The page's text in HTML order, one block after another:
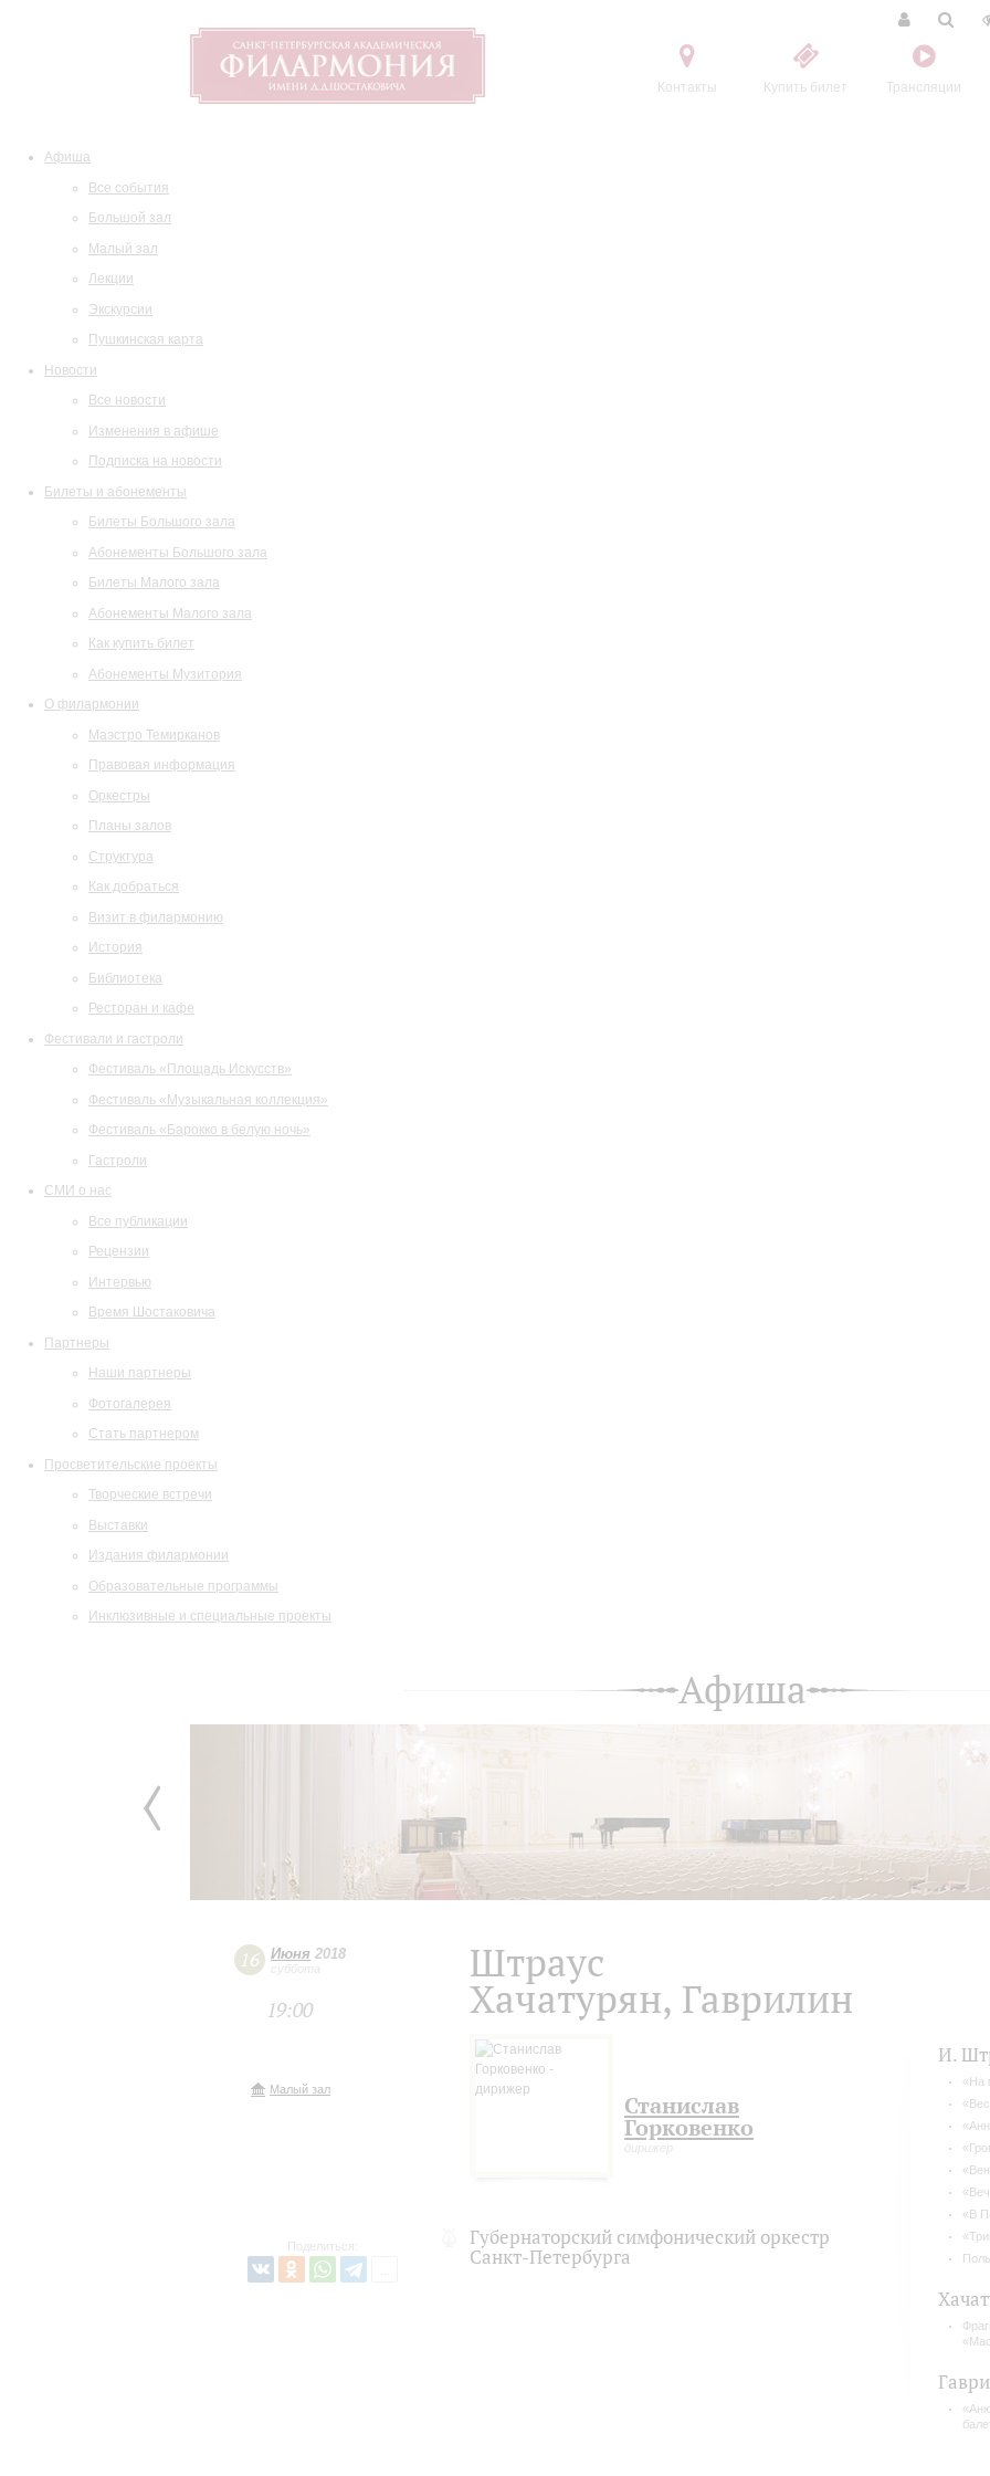
Контакты Купить билет Трансляции
Афиша
Все события
Большой зал
Малый зал
Лекции
Экскурсии
Пушкинская карта
Новости
Все новости
Изменения в афише
Подписка на новости
Билеты и абонементы
Билеты Большого зала
Абонементы Большого зала
Билеты Малого зала
Абонементы Малого зала
Как купить билет
Абонементы Музитория
О филармонии
Маэстро Темирканов
Правовая информация
Оркестры
Планы залов
Структура
Как добраться
Визит в филармонию
История
Библиотека
Ресторан и кафе
Фестивали и гастроли
Фестиваль «Площадь Искусств»
Фестиваль «Музыкальная коллекция»
Фестиваль «Барокко в белую ночь»
Гастроли
СМИ о нас
Все публикации
Рецензии
Интервью
Время Шостаковича
Партнеры
Наши партнеры
Фотогалерея
Стать партнером
Просветительские проекты
Творческие встречи
Выставки
Издания филармонии
Образовательные программы
Инклюзивные и специальные проекты
Афиша
16 Июня 2018
суббота
19:00
Малый зал
Поделиться:
Штраус
Хачатурян, Гаврилин
Станислав
Горковенко
дирижер
Губернаторский симфонический оркестр
Санкт-Петербурга
И.
«На
«В